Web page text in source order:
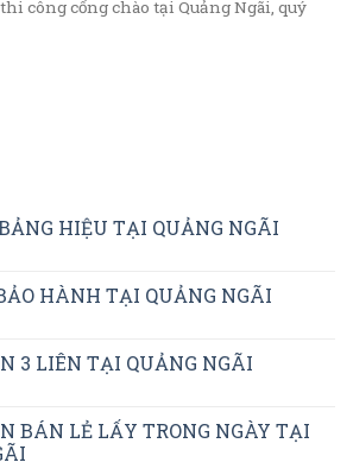
công cổng chào tại Quảng Ngãi, quý
HIỆU TẠI QUẢNG NGÃI
HÀNH TẠI QUẢNG NGÃI
3 LIÊN TẠI QUẢNG NGÃI
BÁN LẺ LẤY TRONG NGÀY TẠI